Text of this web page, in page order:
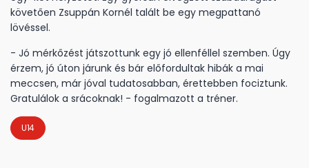
követően Zsuppán Kornél talált be egy megpattanó
lövéssel.
- Jó mérkőzést játszottunk egy jó ellenféllel szemben. Úgy
érzem, jó úton járunk és bár előfordultak hibák a mai
meccsen, már jóval tudatosabban, érettebben fociztunk.
Gratulálok a srácoknak! - fogalmazott a tréner.
U14